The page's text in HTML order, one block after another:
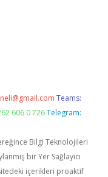
Teams:
606 0 726 Telegram:
Bilgi Teknolojileri
bir Yer Sağlayıcı
içerikleri proaktif